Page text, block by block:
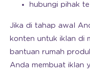
hubungi pihak
Jika di tahap awal
konten untuk iklan di
bantuan rumah
Anda membuat iklan